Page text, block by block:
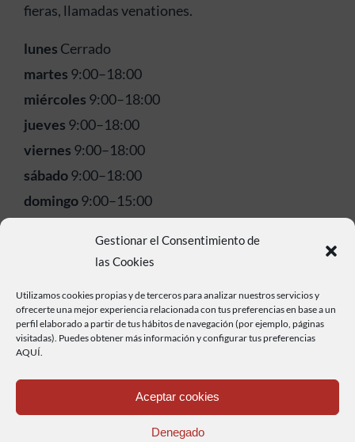
Gestionar el Consentimiento de
las Cookies
Utilizamos cookies propias y de terceros para analizar nuestros servicios y
ofrecerte una mejor experiencia relacionada con tus preferencias en base a un
perfil elaborado a partir de tus hábitos de navegación (por ejemplo, páginas
visitadas). Puedes obtener más información y configurar tus preferencias
AQUÍ.
Aceptar cookies
Denegado
fieras, llamadas venationes.
lunes Cerrado
martes 9:00–18:00
miércoles 9:00–18:00
jueves 9:00–18:00
viernes 9:00–18:00
sábado9:00–18:00
domingo9:00–15:00